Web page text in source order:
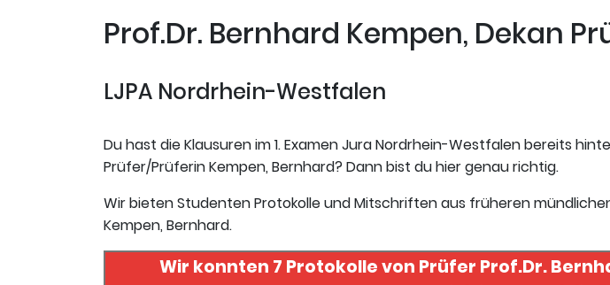
Prof.Dr. Bernhard Kempen, Dekan
LJPA Nordrhein-Westfalen
Du hast die Klausuren im 1. Examen Jura Nordrhein-Westfalen bereits
Prüfer/Prüferin Kempen, Bernhard? Dann bist du hier genau richtig.
Wir bieten Studenten Protokolle und Mitschriften aus früheren
Kempen, Bernhard.
Wir konnten 7 Protokolle von Prüfer Prof.Dr.